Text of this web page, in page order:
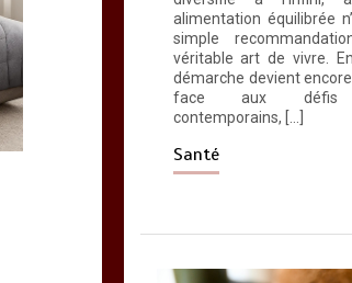
0
alimentation équilibrée
simple
véritable art de vivre.
démarche devient
face aux défis
contemporains, […]
Santé